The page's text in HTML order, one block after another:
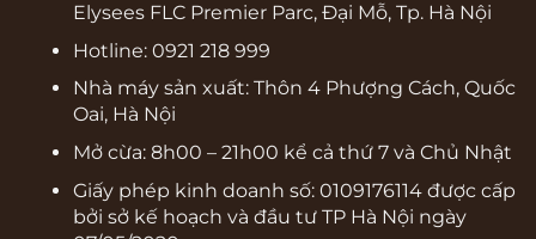
Elysees FLC Premier Parc, Đại Mỗ, Tp. Hà Nội
Hotline: 0921 218 999
Nhà máy sản xuất: Thôn 4 Phượng Cách, Quốc
Oai, Hà Nội
Mở cừa: 8h00 – 21h00 kể cả thứ 7 và Chủ Nhật
Giấy phép kinh doanh số: 0109176114 được cấp
bởi sở kế hoạch và đầu tư TP Hà Nội ngày